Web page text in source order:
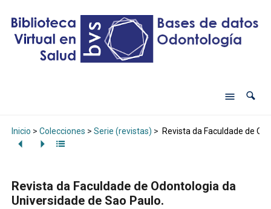
Inicio > Colecciones > Serie (revistas) > Revista da Faculdade de
Revista da Faculdade de Odontologia da
Universidade de Sao Paulo.